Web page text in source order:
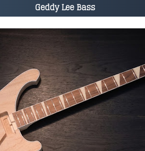
Geddy Lee Bass